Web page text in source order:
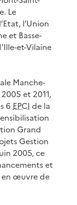
Le
l’Union
et Basse-
et-Vilaine
Manche-
et 2011,
6 EPCI de la
Grand
Gestion
2005, ce
et
en œuvre de